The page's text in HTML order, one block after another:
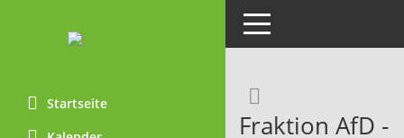
Startseite
Toggle navigation
Fraktion AfD -